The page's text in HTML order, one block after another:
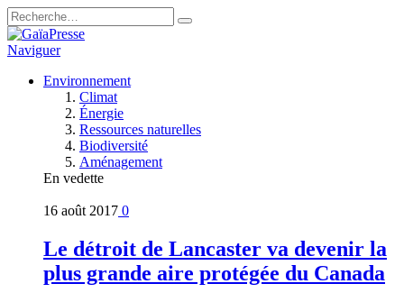
Naviguer
Environnement
Climat
Énergie
Ressources naturelles
Biodiversité
Aménagement
En vedette
16 août 2017 0
Le détroit de Lancaster va devenir la
plus grande aire protégée du Canada